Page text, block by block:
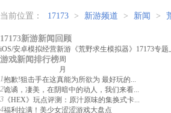
当前位置： 17173 > 新游频道 > 新闻 >
17173新游新闻回顾
iOS/安卓模拟经营新游《荒野求生模拟器》17173专题
游戏新闻排行榜周
月
1抱歉!狙击手在这真能为所欲为 最好玩的...
2诡谲，凄美，在阴暗中的动人，我们来看...
3 《HEX》玩点评测：原汁原味的集换式卡...
4福利拉满！美少女涩涩游戏大盘点